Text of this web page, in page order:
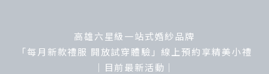
高雄六星級一站式婚紗品牌
「每月新款禮服 開放試穿體驗」線上預約享精美小禮
｜目前最新活動｜